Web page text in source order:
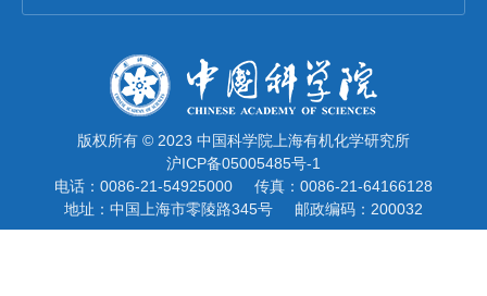
版权所有 © 2023 中国科学院上海有机化学研究所
沪ICP备05005485号-1
电话：0086-21-54925000
传真：0086-21-64166128
地址：中国上海市零陵路345号
邮政编码：200032